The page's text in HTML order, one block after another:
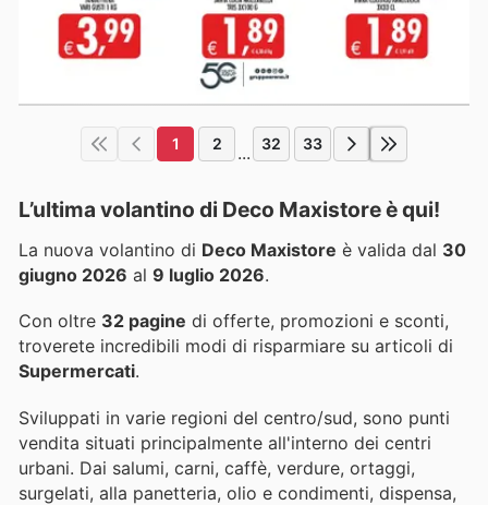
1 2 ... 32 33
L’ultima volantino di Deco Maxistore è qui!
La nuova volantino di Deco Maxistore è valida dal 30
giugno 2026 al 9 luglio 2026.
Con oltre 32 pagine di offerte, promozioni e sconti,
troverete incredibili modi di risparmiare su articoli di
Supermercati.
Sviluppati in varie regioni del centro/sud, sono punti
vendita situati principalmente all'interno dei centri
urbani. Dai salumi, carni, caffè, verdure, ortaggi,
surgelati, alla panetteria, olio e condimenti, dispensa,